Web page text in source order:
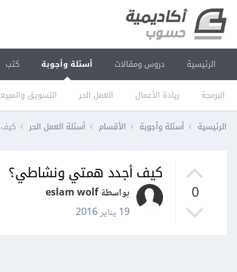
الرئيسية دروس ومقالات أسئلة وأجوبة
البرمجة ريادة الأعمال العمل الحر التسويق
كتب
الرئيسية أسئلة وأجوبة الأقسام أسئلة العمل الحر
0
كيف أجدد همتي ونشاطي؟
بواسطة eslam wolf
19 يناير 2016